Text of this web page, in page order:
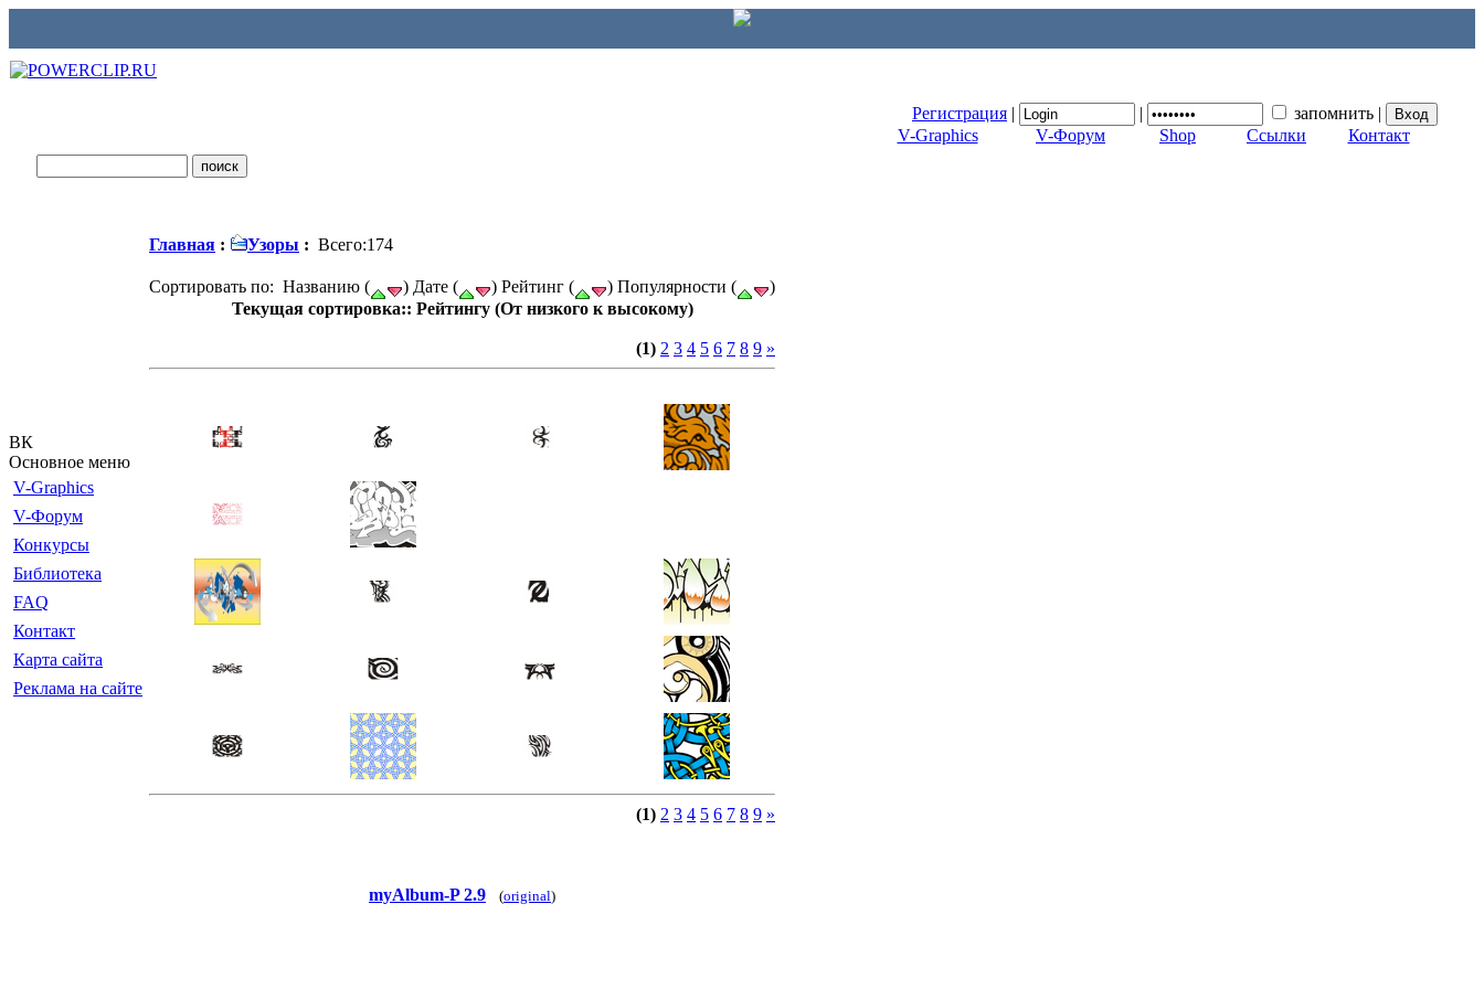
Регистрация | | запомнить |
V-Graphics
V-Форум Shop Ссылки Контакт
ВК
Основное меню
V-Graphics
V-Форум
Конкурсы
Библиотека
FAQ
Контакт
Карта сайта
Реклама на сайте
Главная : Узоры : Всего:174
Сортировать по: Названию ( ) Дате ( ) Рейтинг ( ) Популярности (
)
Текущая сортировка:: Рейтингу (От низкого к высокому)
(1) 2 3 4 5 6 7 8 9 »
(1) 2 3 4 5 6 7 8 9 »
myAlbum-P 2.9 (original)